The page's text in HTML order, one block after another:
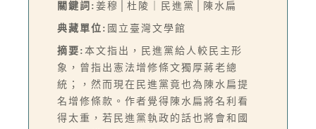
關鍵詞: 姜穆│杜陵｜民進黨│陳水扁
典藏單位: 國立臺灣文學館
摘要: 本文指出，民進黨給人較民主形
象，曾指出憲法增修條文獨厚蔣老總
統；，然而現在民進黨竟也為陳水扁提
名增修條款。作者覺得陳水扁將名利看
得太重，若民進黨執政的話也將會和國